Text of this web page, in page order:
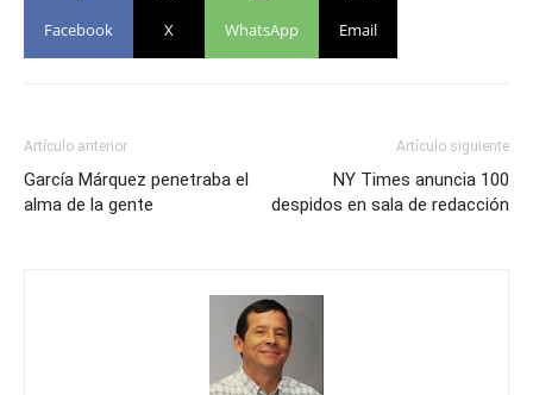
Facebook X WhatsApp Email
Artículo anterior
García Márquez penetraba el
alma de la gente
Artículo siguiente
NY Times anuncia 100
despidos en sala de redacción